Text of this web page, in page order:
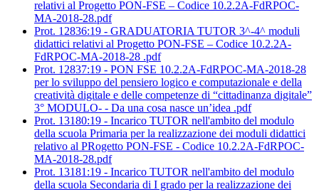
relativi al Progetto PON-FSE – Codice 10.2.2A-FdRPOC-
MA-2018-28.pdf
Prot. 12836:19 - GRADUATORIA TUTOR 3^-4^ moduli
didattici relativi al Progetto PON-FSE – Codice 10.2.2A-
FdRPOC-MA-2018-28 .pdf
Prot. 12837:19 - PON FSE 10.2.2A-FdRPOC-MA-2018-28
per lo sviluppo del pensiero logico e computazionale e della
creatività digitale e delle competenze di “cittadinanza digitale”
3° MODULO- - Da una cosa nasce un’idea .pdf
Prot. 13180:19 - Incarico TUTOR nell'ambito del modulo
della scuola Primaria per la realizzazione dei moduli didattici
relativo al PRogetto PON-FSE - Codice 10.2.2A-FdRPOC-
MA-2018-28.pdf
Prot. 13181:19 - Incarico TUTOR nell'ambito del modulo
della scuola Secondaria di I grado per la realizzazione dei